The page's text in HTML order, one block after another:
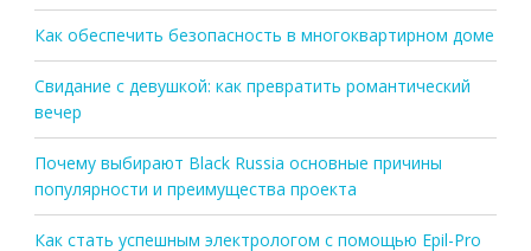
Как обеспечить безопасность в многоквартирном доме
Свидание с девушкой: как превратить романтический
вечер
Почему выбирают Black Russia основные причины
популярности и преимущества проекта
Как стать успешным электрологом с помощью Epil-Pro